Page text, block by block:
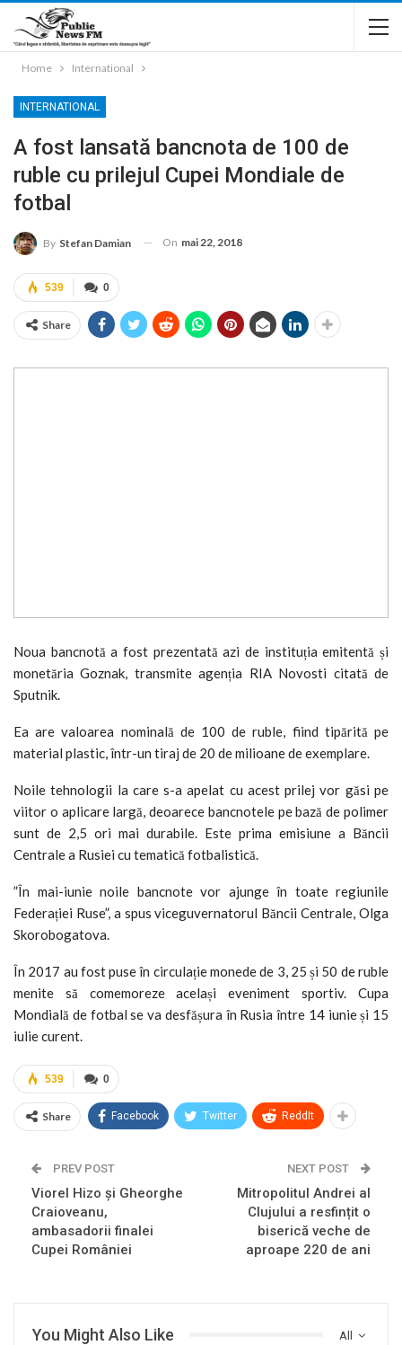
Home International
INTERNATIONAL
A fost lansată bancnota de 100 de
ruble cu prilejul Cupei Mondiale de
fotbal
By Stefan Damian On mai 22, 2018
0
539
Share
Noua bancnotă a fost prezentată azi de instituția emitentă și
monetăria Goznak, transmite agenția RIA Novosti citată de
Sputnik.
Ea are valoarea nominală de 100 de ruble, fiind tipărită pe
material plastic, într-un tiraj de 20 de milioane de exemplare.
Noile tehnologii la care s-a apelat cu acest prilej vor găsi pe
viitor o aplicare largă, deoarece bancnotele pe bază de polimer
sunt de 2,5 ori mai durabile. Este prima emisiune a Băncii
Centrale a Rusiei cu tematică fotbalistică.
”În mai-iunie noile bancnote vor ajunge în toate regiunile
Federației Ruse”, a spus viceguvernatorul Băncii Centrale, Olga
Skorobogatova.
În 2017 au fost puse în circulație monede de 3, 25 și 50 de ruble
menite să comemoreze același eveniment sportiv. Cupa
Mondială de fotbal se va desfășura în Rusia între 14 iunie și 15
iulie curent.
0
539
Share Facebook Twitter ReddIt
PREV POST
Viorel Hizo și Gheorghe
Craioveanu,
ambasadorii finalei
Cupei României
NEXT POST
Mitropolitul Andrei al
Clujului a resfințit o
biserică veche de
aproape 220 de ani
All
You Might Also Like